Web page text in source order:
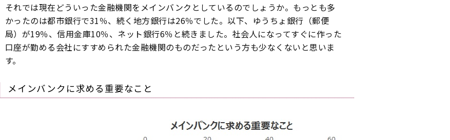
それでは現在どういった金融機関をメインバンクとしているのでしょうか。もっとも多
かったのは都市銀行で31％、続く地方銀行は26％でした。以下、ゆうちょ銀行（郵便
局）が19％、信用金庫10％、ネット銀行6％と続きました。社会人になってすぐに作った
口座が勤める会社にすすめられた金融機関のものだったという方も少なくないと思いま
す。
メインバンクに求める重要なこと